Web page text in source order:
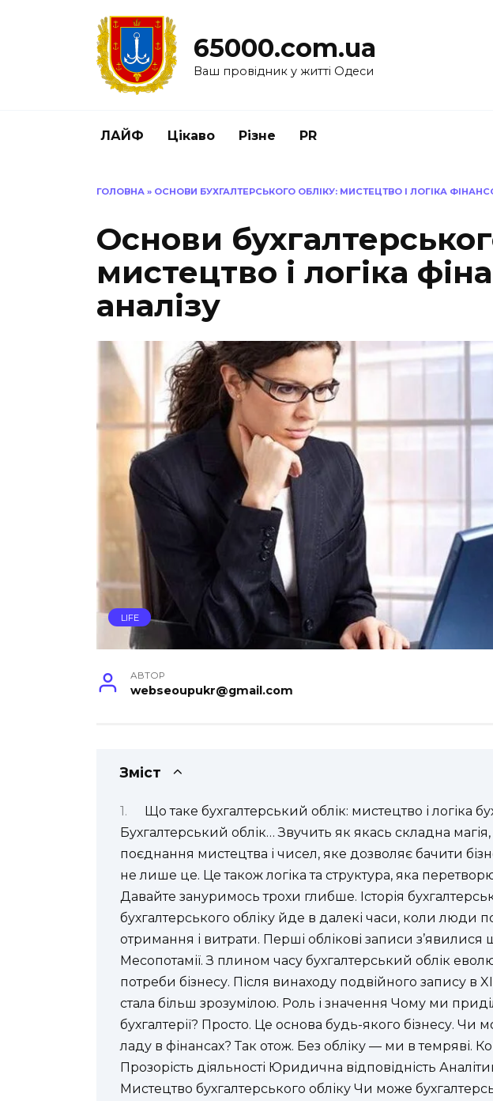
65000.com.ua
Ваш провідник у житті Одеси
ЛАЙФ Цікаво Різне PR
ГОЛОВНА » ОСНОВИ БУХГАЛТЕРСЬКОГО ОБЛІКУ: МИСТЕЦТВО І ЛОГІКА
Основи
мистецтво і логіка
аналізу
LIFE
АВТОР
webseoupukr@gmail.com
Зміст
Що таке бухгалтерський облік: мистецтво і логіка
Бухгалтерський облік… Звучить як якась складна
поєднання мистецтва і чисел, яке дозволяє бачити
не лише це. Це також логіка та структура, яка
Давайте зануримось трохи глибше. Історія
бухгалтерського обліку йде в далекі часи, коли люди
отримання і витрати. Перші облікові записи з’явилися
Месопотамії. З плином часу бухгалтерський облік
потреби бізнесу. Після винаходу подвійного запису в XIV
стала більш зрозумілою. Роль і значення Чому ми
бухгалтерії? Просто. Це основа будь-якого бізнесу. Чи
ладу в фінансах? Так отож. Без обліку — ми в темряві.
Прозорість діяльності Юридична відповідність
Мистецтво бухгалтерського обліку Чи може